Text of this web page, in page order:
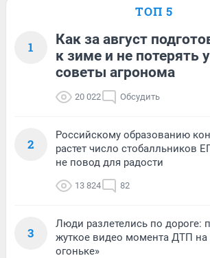
ТОП 5
1
Как за август
к зиме и не потерять
советы агронома
20 022 Обсудить
2
Российскому образованию
растет число стобалльников
не повод для радости
13 824 82
3
Люди разлетелись по дороге:
жуткое видео момента ДТП на
огоньке»